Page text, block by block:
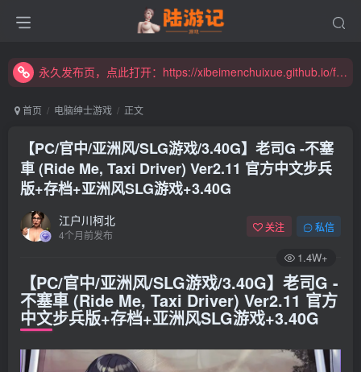
永久发布页，点此打开：https://xibeimenchuixue.github.io/fabuye/
永久发布页，点此打开：https://xibeimenchuixue.github.io/fabuye/
首页 电脑绅士游戏 正文
【PC/官中/亚洲风/SLG游戏/3.40G】老司G -不塞
車 (Ride Me, Taxi Driver) Ver2.11 官方中文步兵
版+存档+亚洲风SLG游戏+3.40G
江户川柯北
4个月前发布
关注 私信
1.4W+
【PC/官中/亚洲风/SLG游戏/3.40G】老司G -
不塞車 (Ride Me, Taxi Driver) Ver2.11 官方
中文步兵版+存档+亚洲风SLG游戏+3.40G